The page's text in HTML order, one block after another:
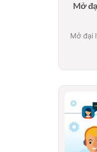
Mở
Mở đại